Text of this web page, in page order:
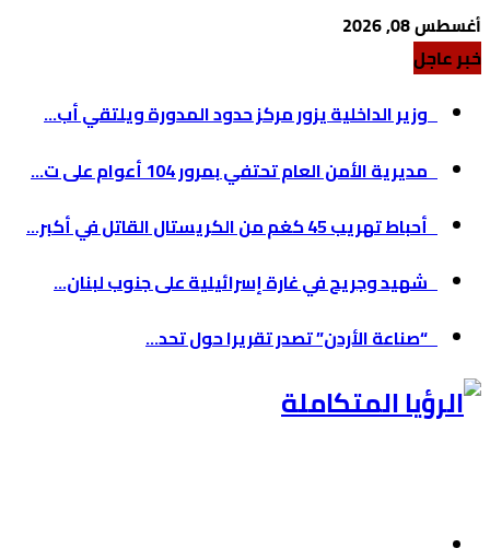
أغسطس 08, 2026
خبر عاجل
وزير الداخلية يزور مركز حدود المدورة ويلتقي أب...
مديرية الأمن العام تحتفي بمرور 104 أعوام على ت...
أحباط تهريب 45 كغم من الكريستال القاتل في أكبر...
شهيد وجريح في غارة إسرائيلية على جنوب لبنان...
“صناعة الأردن” تصدر تقريرا حول تحد...